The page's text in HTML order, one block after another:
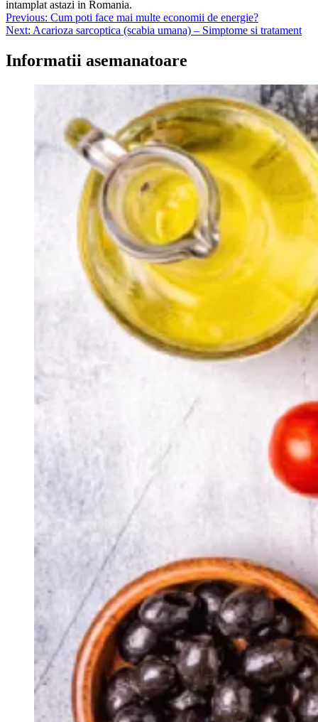
intamplat astazi in Romania.
Navigare
în
articole
Previous: Cum poti face mai multe economii de energie?
Next: Acarioza sarcoptica (scabia umana) – Simptome si tratament
Informatii asemanatoare